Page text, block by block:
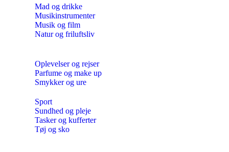
Mad og drikke
Musikinstrumenter
Musik og film
Natur og friluftsliv
Oplevelser og rejser
Parfume og make up
Smykker og ure
Sport
Sundhed og pleje
Tasker og kufferter
Tøj og sko